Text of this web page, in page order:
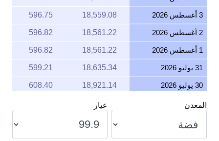
3 أغسطس 2026 18,559.08
596.75
2 أغسطس 2026 18,561.22
596.82
1 أغسطس 2026 18,561.22
596.82
31 يوليو 2026 18,635.34
599.21
30 يوليو 2026 18,921.14
608.40
29 يوليو 2026 18,646.13
28 يوليو 2026 18,387.39
27 يوليو 2026 18,840.33
605.80
المعدن عيار